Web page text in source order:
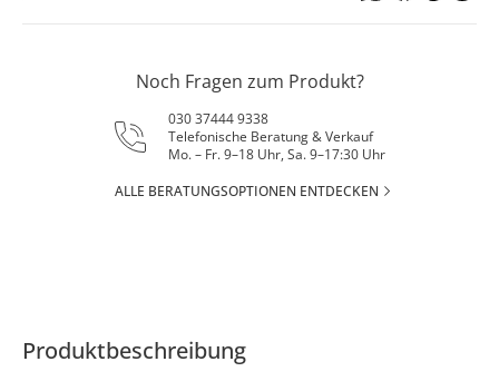
Noch Fragen zum Produkt?
030 37444 9338
Telefonische Beratung & Verkauf
Mo. – Fr. 9–18 Uhr, Sa. 9–17:30 Uhr
ALLE BERATUNGSOPTIONEN ENTDECKEN
Produktbeschreibung